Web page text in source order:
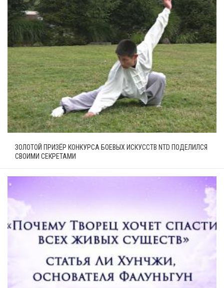
ЗОЛОТОЙ ПРИЗЁР КОНКУРСА БОЕВЫХ ИСКУССТВ NTD ПОДЕЛИЛСЯ
СВОИМИ СЕКРЕТАМИ